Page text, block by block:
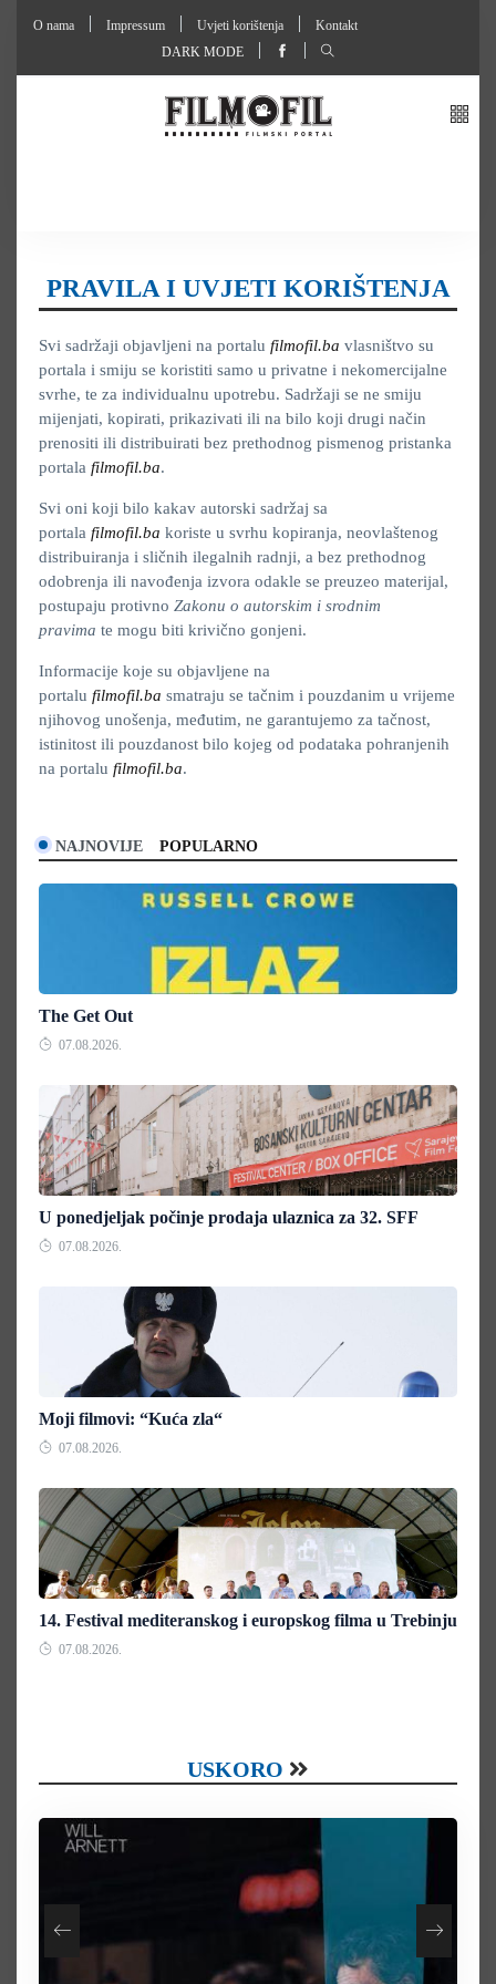
O nama Impressum Uvjeti korištenja
Kontakt
DARK MODE
PRAVILA I UVJETI KORIŠTENJA
Svi sadržaji objavljeni na portalu filmofil.ba vlasništvo su
portala i smiju se koristiti samo u privatne i nekomercijalne
svrhe, te za individualnu upotrebu. Sadržaji se ne smiju
mijenjati, kopirati, prikazivati ili na bilo koji drugi način
prenositi ili distribuirati bez prethodnog pismenog pristanka
portala filmofil.ba.
Svi oni koji bilo kakav autorski sadržaj sa
portala filmofil.ba koriste u svrhu kopiranja, neovlaštenog
distribuiranja i sličnih ilegalnih radnji, a bez prethodnog
odobrenja ili navođenja izvora odakle se preuzeo materijal,
postupaju protivno Zakonu o autorskim i srodnim
pravima te mogu biti krivično gonjeni.
Informacije koje su objavljene na
portalu filmofil.ba smatraju se tačnim i pouzdanim u vrijeme
njihovog unošenja, međutim, ne garantujemo za tačnost,
istinitost ili pouzdanost bilo kojeg od podataka pohranjenih
na portalu filmofil.ba.
NAJNOVIJE POPULARNO
The Get Out
07.08.2026.
U ponedjeljak počinje prodaja ulaznica za 32. SFF
07.08.2026.
Moji filmovi: “Kuća zla“
07.08.2026.
14. Festival mediteranskog i europskog filma u Trebinju
07.08.2026.
USKORO